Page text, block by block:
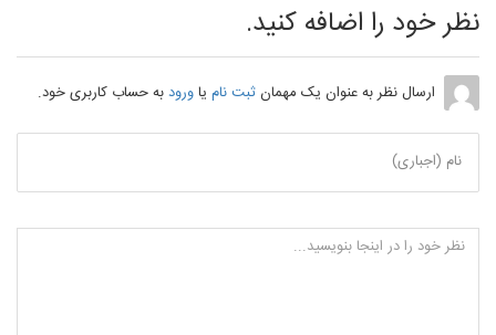
نظر خود را اضافه کنید.
ارسال نظر به عنوان یک مهمانثبت نام یاورودبه حساب کاربری خود.
نام (اجباری)